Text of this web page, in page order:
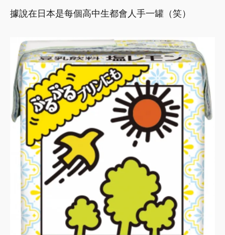
據說在日本是每個高中生都會人手一罐（笑）